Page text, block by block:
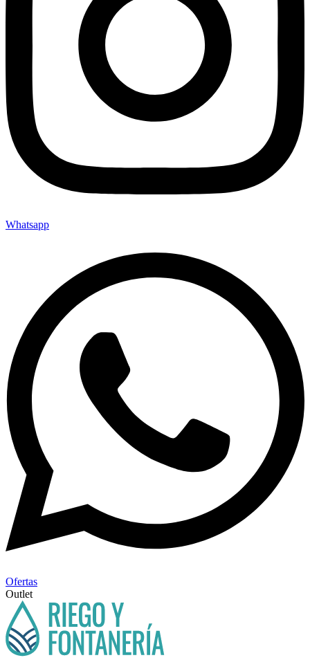
Whatsapp
Ofertas
Outlet